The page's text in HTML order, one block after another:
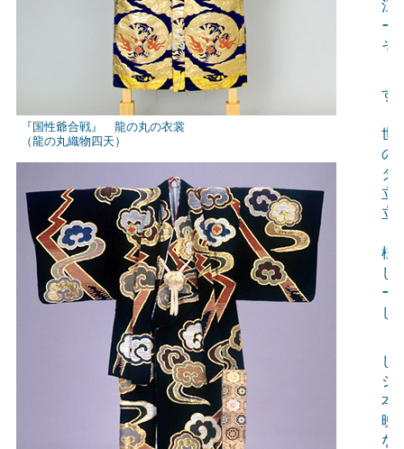
江
ー
そ
す
世
の
タ
立
立
様
し
ー
し
し
シ
本
映
な
『国性爺合戦』 龍の丸の衣裳
（龍の丸織物四天）